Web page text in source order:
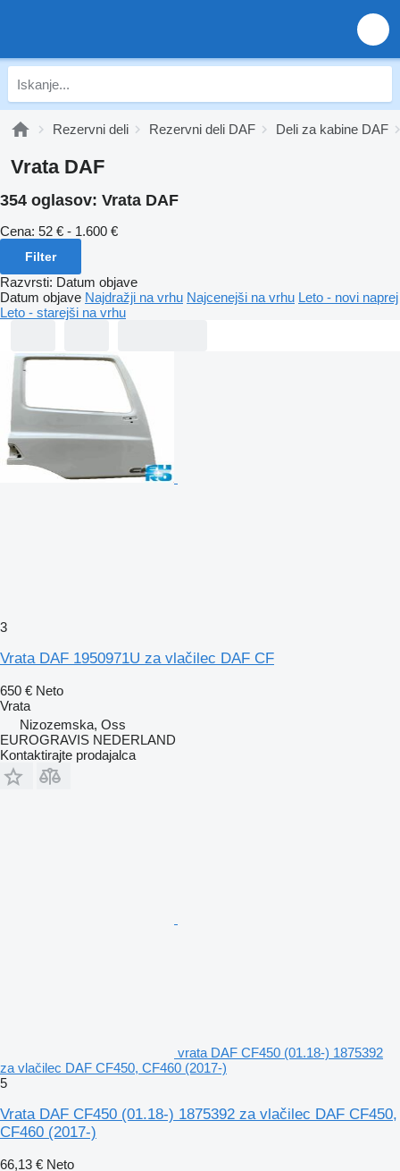
Rezervni deli Rezervni deli DAF Deli za kabine DAF
Vrata DAF
354 oglasov: Vrata DAF
Cena: 52 € - 1.600 €
Filter
Razvrsti: Datum objave
Datum objave Najdražji na vrhu Najcenejši na vrhu Leto - novi naprej
Leto - starejši na vrhu
3
Vrata DAF 1950971U za vlačilec DAF CF
650 € Neto
Vrata
Nizozemska, Oss
EUROGRAVIS NEDERLAND
Kontaktirajte prodajalca
vrata DAF CF450 (01.18-) 1875392
za vlačilec DAF CF450, CF460 (2017-)
5
Vrata DAF CF450 (01.18-) 1875392 za vlačilec DAF CF450,
CF460 (2017-)
66,13 € Neto